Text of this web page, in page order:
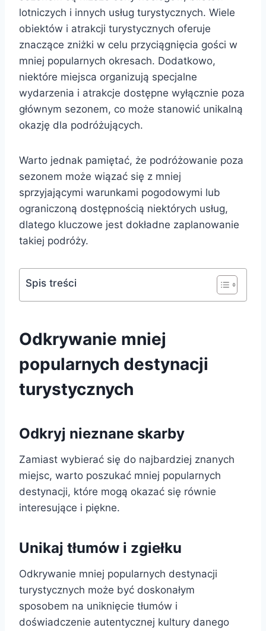
lotniczych i innych usług turystycznych. Wiele
obiektów i atrakcji turystycznych oferuje
znaczące zniżki w celu przyciągnięcia gości w
mniej popularnych okresach. Dodatkowo,
niektóre miejsca organizują specjalne
wydarzenia i atrakcje dostępne wyłącznie poza
głównym sezonem, co może stanowić unikalną
okazję dla podróżujących.
Warto jednak pamiętać, że podróżowanie poza
sezonem może wiązać się z mniej
sprzyjającymi warunkami pogodowymi lub
ograniczoną dostępnością niektórych usług,
dlatego kluczowe jest dokładne zaplanowanie
takiej podróży.
Spis treści
Odkrywanie mniej
popularnych destynacji
turystycznych
Odkryj nieznane skarby
Zamiast wybierać się do najbardziej znanych
miejsc, warto poszukać mniej popularnych
destynacji, które mogą okazać się równie
interesujące i piękne.
Unikaj tłumów i zgiełku
Odkrywanie mniej popularnych destynacji
turystycznych może być doskonałym
sposobem na uniknięcie tłumów i
doświadczenie autentycznej kultury danego